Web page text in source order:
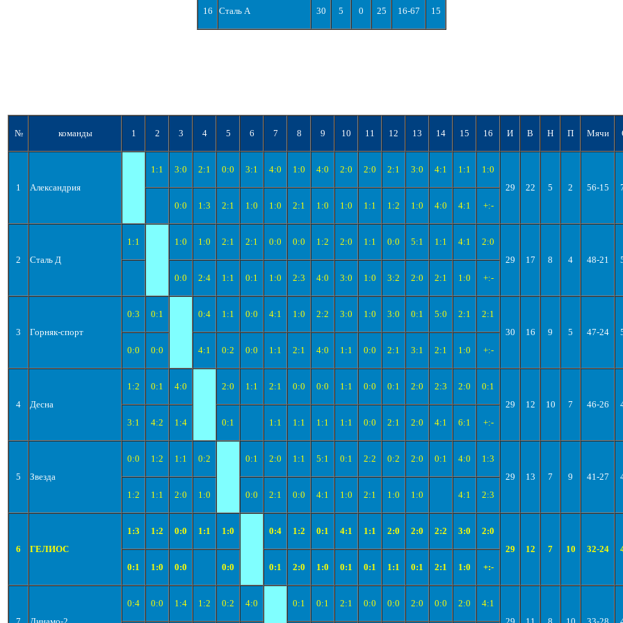
16 Сталь А 30 5 0 25 16-67 15
№ команды 1 2 3 4 5 6 7 8 9 10 11 12 13 14 15 16 И В Н П Мячи
1 Александрия
1:1 3:0 2:1 0:0 3:1 4:0 1:0 4:0 2:0 2:0 2:1 3:0 4:1 1:1
1:0
29
22 5 2 56-15
0:0
1:3 2:1 1:0 1:0 2:1 1:0 1:0 1:1 1:2 1:0 4:0 4:1 +:-
2 Сталь Д
1:1 1:0 1:0 2:1 2:1 0:0 0:0 1:2 2:0 1:1 0:0 5:1 1:1 4:1
2:0
29
17 8 4 48-21
0:0
2:4 1:1 0:1 1:0 2:3 4:0 3:0 1:0 3:2 2:0 2:1 1:0 +:-
3 Горняк-спорт
0:3 0:1 0:4 1:1 0:0 4:1 1:0 2:2 3:0 1:0 3:0 0:1 5:0 2:1
2:1
30
16 9 5 47-24
0:0
0:0 4:1 0:2 0:0 1:1 2:1 4:0 1:1 0:0 2:1 3:1 2:1 1:0 +:-
4 Десна
1:2 0:1 4:0 2:0 1:1 2:1 0:0 0:0 1:1 0:0 0:1 2:0 2:3 2:0
0:1
29
12 10 7 46-26
3:1
4:2 1:4 0:1 1:1 1:1 1:1 1:1 0:0 2:1 2:0 4:1 6:1 +:-
5 Звезда
0:0 1:2 1:1 0:2 0:1 2:0 1:1 5:1 0:1 2:2 0:2 2:0 0:1 4:0
1:3
29
13 7 9 41-27
1:2
1:1 2:0 1:0 0:0 2:1 0:0 4:1 1:0 2:1 1:0 1:0 4:1 2:3
6 ГЕЛИОС
1:3 1:2 0:0 1:1 1:0 0:4 1:2 0:1 4:1 1:1 2:0 2:0 2:2 3:0
2:0
29
12 7 10 32-24
0:1
1:0 0:0 0:0 0:1 2:0 1:0 0:1 0:1 1:1 0:1 2:1 1:0 +:-
0:4 0:0 1:4 1:2 0:2 4:0 0:1 0:1 2:1 0:0 0:0 2:0 0:0 2:0
4:1